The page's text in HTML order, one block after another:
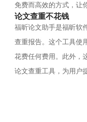
免费而高效的方式，让
论文查重不花钱
福昕论文助手是福昕软
查重报告。这个工具使
花费任何费用。此外，
论文查重工具，为用户